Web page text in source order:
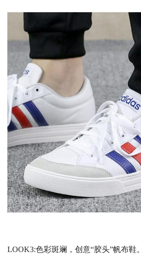
LOOK3:色彩斑斓，创意“胶头”帆布鞋。